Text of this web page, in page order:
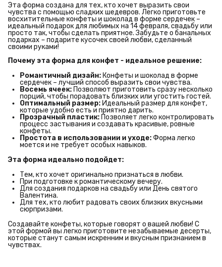
Эта форма создана для тех, кто хочет выразить свои
чувства с помощью сладких шедевров. Легко приготовьте
восхитительные конфеты и шоколад в форме сердечек –
идеальный подарок для любимых на 14 февраля, свадьбу или
просто так, чтобы сделать приятное. Забудьте о банальных
подарках – подарите кусочек своей любви, сделанный
своими руками!
Почему эта форма для конфет - идеальное решение:
Романтичный дизайн: Конфеты и шоколад в форме
сердечек – лучший способ выразить свои чувства.
Восемь ячеек: Позволяют приготовить сразу несколько
порций, чтобы порадовать близких или угостить гостей.
Оптимальный размер: Идеальный размер для конфет,
которые удобно есть и приятно дарить.
Прозрачный пластик: Позволяет легко контролировать
процесс застывания и создавать красивые, ровные
конфеты.
Простота в использовании и уходе:Форма легко
моется и не требует особых навыков.
Эта форма идеально подойдет:
Тем, кто хочет оригинально признаться в любви.
При подготовке к романтическому вечеру.
Для создания подарков на свадьбу или День святого
Валентина.
Для тех, кто любит радовать своих близких вкусными
сюрпризами.
Создавайте конфеты, которые говорят о вашей любви! С
этой формой вы легко приготовите незабываемые десерты,
которые станут самым искренним и вкусным признанием в
чувствах.